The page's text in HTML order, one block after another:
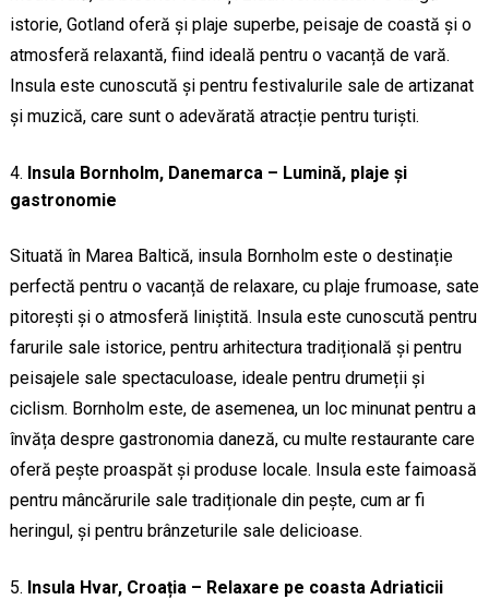
istorie, Gotland oferă și plaje superbe, peisaje de coastă și o
atmosferă relaxantă, fiind ideală pentru o vacanță de vară.
Insula este cunoscută și pentru festivalurile sale de artizanat
și muzică, care sunt o adevărată atracție pentru turiști.
Insula Bornholm, Danemarca – Lumină, plaje și
gastronomie
Situată în Marea Baltică, insula Bornholm este o destinație
perfectă pentru o vacanță de relaxare, cu plaje frumoase, sate
pitorești și o atmosferă liniștită. Insula este cunoscută pentru
farurile sale istorice, pentru arhitectura tradițională și pentru
peisajele sale spectaculoase, ideale pentru drumeții și
ciclism. Bornholm este, de asemenea, un loc minunat pentru a
învăța despre gastronomia daneză, cu multe restaurante care
oferă pește proaspăt și produse locale. Insula este faimoasă
pentru mâncărurile sale tradiționale din pește, cum ar fi
heringul, și pentru brânzeturile sale delicioase.
Insula Hvar, Croația – Relaxare pe coasta Adriaticii